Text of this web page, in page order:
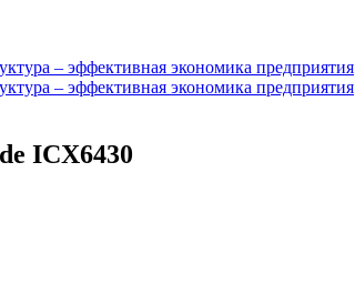
– эффективная экономика предприятия
– эффективная экономика предприятия
ICX6430